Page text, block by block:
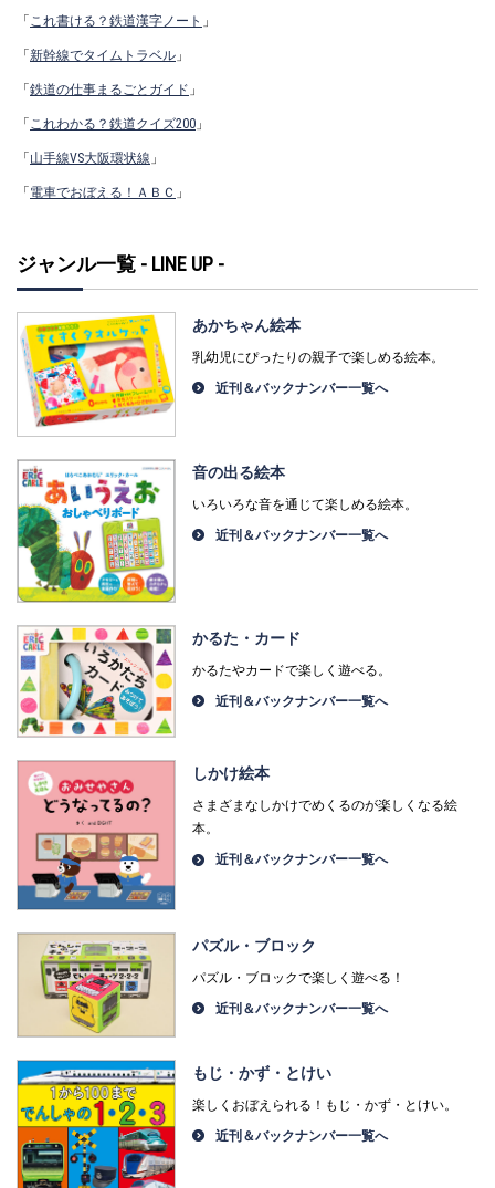
「 これ書ける？鉄道漢字ノート 」
「新幹線でタイムトラベル 」
「鉄道の仕事まるごとガイド 」
「 これわかる？鉄道クイズ200 」
「山手線VS大阪環状線 」
「電車でおぼえる！ＡＢＣ 」
ジャンル一覧 - LINE UP -
あかちゃん絵本
乳幼児にぴったりの親子で楽しめる絵本。
近刊＆バックナンバー一覧へ
音の出る絵本
いろいろな音を通じて楽しめる絵本。
近刊＆バックナンバー一覧へ
かるた・カード
かるたやカードで楽しく遊べる。
近刊＆バックナンバー一覧へ
しかけ絵本
さまざまなしかけでめくるのが楽しくなる絵
本。
近刊＆バックナンバー一覧へ
パズル・ブロック
パズル・ブロックで楽しく遊べる！
近刊＆バックナンバー一覧へ
もじ・かず・とけい
楽しくおぼえられる！もじ・かず・とけい。
近刊＆バックナンバー一覧へ